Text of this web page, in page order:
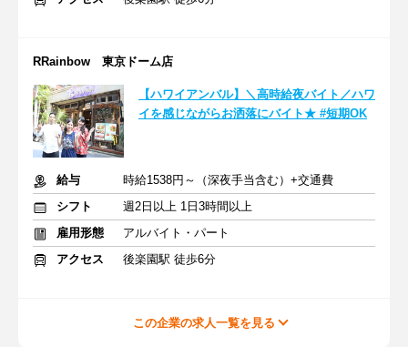
RRainbow 東京ドーム店
【ハワイアンバル】＼高時給夜バイト／ハワ
イを感じながらお洒落にバイト★ #短期OK
給与
時給1538円～（深夜手当含む）+交通費
シフト
週2日以上 1日3時間以上
雇用形態
アルバイト・パート
アクセス
後楽園駅 徒歩6分
この企業の求人一覧を見る